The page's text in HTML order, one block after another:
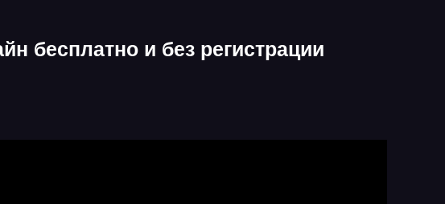
бесплатно и без регистрации